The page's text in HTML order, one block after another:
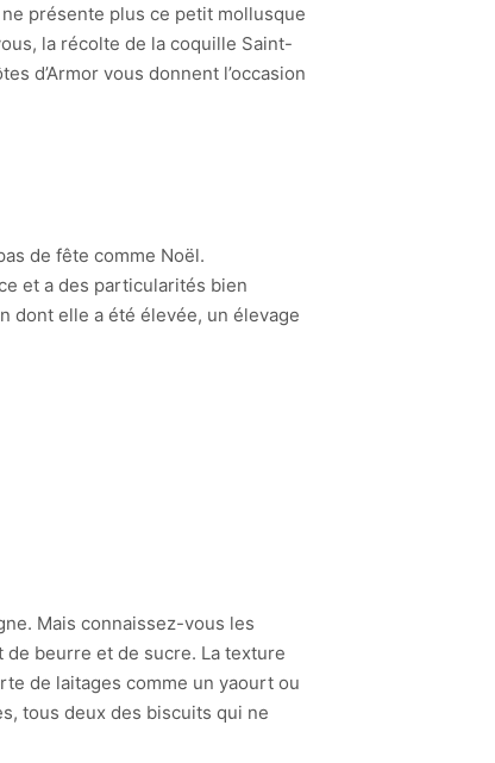
présente plus ce petit mollusque
la récolte de la coquille Saint-
d’Armor vous donnent l’occasion
de fête comme Noël.
et a des particularités bien
dont elle a été élevée, un élevage
Mais connaissez-vous les
beurre et de sucre. La texture
de laitages comme un yaourt ou
tous deux des biscuits qui ne